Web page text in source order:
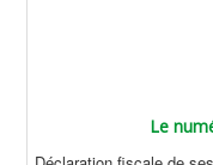
Le